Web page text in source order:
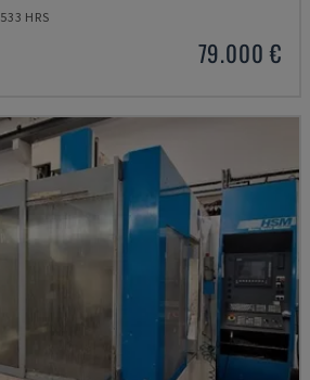
533 HRS
79.000 €